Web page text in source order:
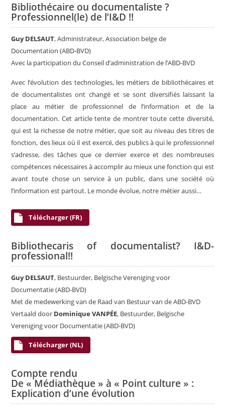
Bibliothécaire ou documentaliste ?
Professionnel(le) de l’I&D !!
Guy DELSAUT, Administrateur, Association belge de
Documentation (ABD-BVD)
Avec la participation du Conseil d’administration de l’ABD-BVD
Avec l’évolution des technologies, les métiers de bibliothécaires et
de documentalistes ont changé et se sont diversifiés laissant la
place au métier de professionnel de l’information et de la
documentation. Cet article tente de montrer toute cette diversité,
qui est la richesse de notre métier, que soit au niveau des titres de
fonction, des lieux où il est exercé, des publics à qui le professionnel
s’adresse, des tâches que ce dernier exerce et des nombreuses
compétences nécessaires à accomplir au mieux une fonction qui est
avant toute chose un service à un public, dans une société où
l’information est partout. Le monde évolue, notre métier aussi…
Télécharger (FR)
Bibliothecaris of documentalist? I&D-
professional!!
Guy DELSAUT, Bestuurder, Belgische Vereniging voor
Documentatie (ABD-BVD)
Met de medewerking van de Raad van Bestuur van de ABD-BVD
Vertaald door Dominique VANPÉE, Bestuurder, Belgische
Vereniging voor Documentatie (ABD-BVD)
Télécharger (NL)
Compte rendu
De « Médiathèque » à « Point culture » :
Explication d’une évolution